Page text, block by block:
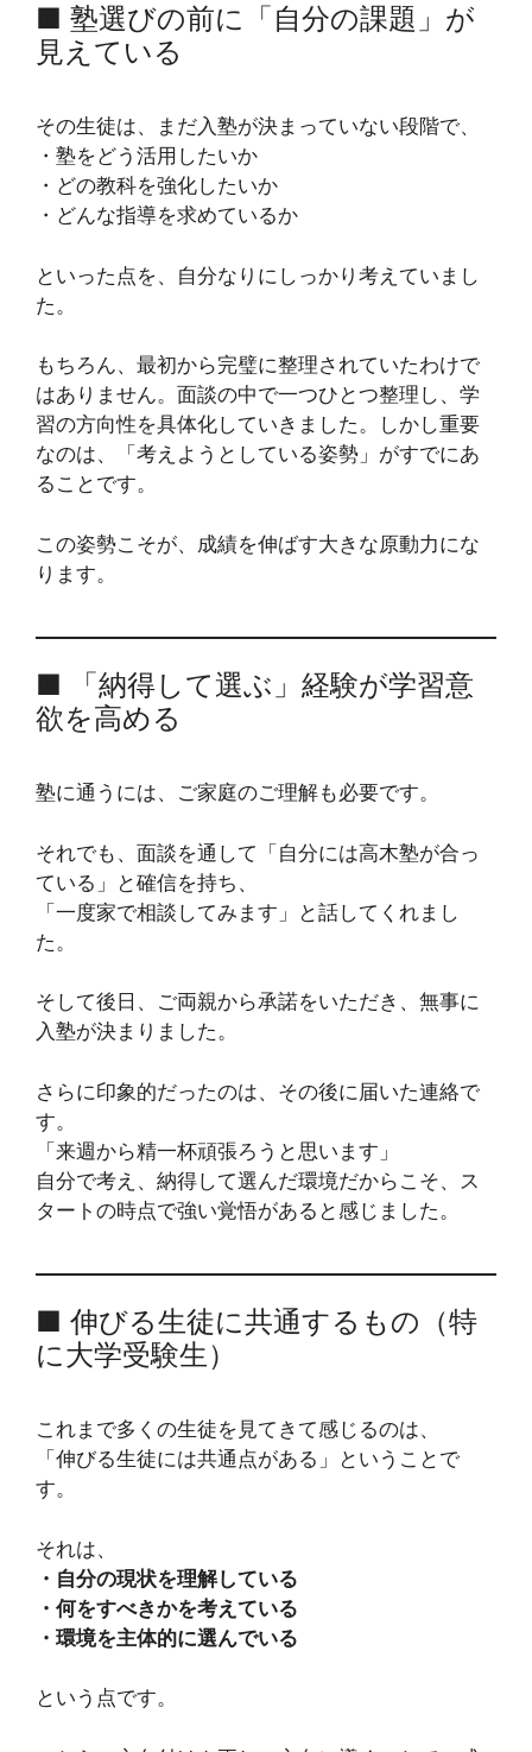
■ 塾選びの前に「自分の課題」が
見えている
その生徒は、まだ入塾が決まっていない段階で、
・塾をどう活用したいか
・どの教科を強化したいか
・どんな指導を求めているか
といった点を、自分なりにしっかり考えていまし
た。
もちろん、最初から完璧に整理されていたわけで
はありません。面談の中で一つひとつ整理し、学
習の方向性を具体化していきました。しかし重要
なのは、「考えようとしている姿勢」がすでにあ
ることです。
この姿勢こそが、成績を伸ばす大きな原動力にな
ります。
■ 「納得して選ぶ」経験が学習意
欲を高める
塾に通うには、ご家庭のご理解も必要です。
それでも、面談を通して「自分には高木塾が合っ
ている」と確信を持ち、
「一度家で相談してみます」と話してくれまし
た。
そして後日、ご両親から承諾をいただき、無事に
入塾が決まりました。
さらに印象的だったのは、その後に届いた連絡で
す。
「来週から精一杯頑張ろうと思います」
自分で考え、納得して選んだ環境だからこそ、ス
タートの時点で強い覚悟があると感じました。
■ 伸びる生徒に共通するもの（特
に大学受験生）
これまで多くの生徒を見てきて感じるのは、
「伸びる生徒には共通点がある」ということで
す。
それは、
・自分の現状を理解している
・何をすべきかを考えている
・環境を主体的に選んでいる
という点です。